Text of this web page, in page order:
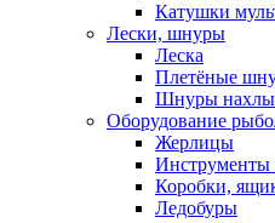
Катушки
Лески, шнуры
Леска
Плетёные
Шнуры
Оборудование
Жерлицы
Инструменты
Коробки,
Ледобуры